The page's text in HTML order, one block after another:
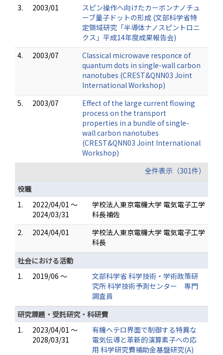
3. 2003/01
スピン操作へ向けたカーボンナノチュ
ーブ量子ドットの形成 (文部科学省特
定領域研究「半導体ナノスピントロニ
クス」平成14年度成果報告会)
4.
2003/07
Classical microwave responce of
quantum dots in single-wall carbon
nanotubes (CREST&QNN03 Joint
International Workshop)
5.
2003/07
Effect of the large current flowing
process on the transport
properties in a bundle of single-
wall carbon nanotubes
(CREST&QNN03 Joint International
Workshop)
全件表示（301件）
役職
1.
2022/04/01 ～
2024/03/31
学校法人東京電機大学 電気電子工学
科長補佐
2.
2024/04/01
学校法人東京電機大学 電気電子工学
科長
社会における活動
1.
2019/06 ～
文部科学省 科学技術・学術政策研
究所 科学技術予測センター 専門
調査員
研究課題・受託研究・科研費
1.
2023/04/01 ～
2028/03/31
有機ヘテロ界面で制御する特異な
電気伝導と革新的演算素子への応
用 科学研究費補助金基盤研究(A)